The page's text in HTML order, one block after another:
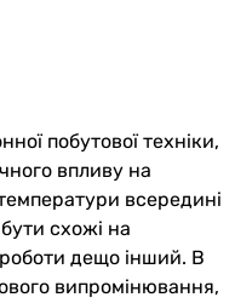
побутової техніки,
впливу на
всередині
схожі на
дещо інший. В
випромінювання,